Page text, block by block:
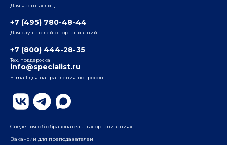
Радио
ул. Радио, д.24, корпус 1, 2-й подъезд, 2-й этаж
ул. Воронцовская, д. 35Б, корп.2, 5-й этаж
Бауманский
ул. Бауманская, д. 6, стр. 2, бизнес-центр «Виктория
Плаза», 4-й этаж
Для частных лиц
+7 (495) 780-48-44
Для слушателей от организаций
+7 (800) 444-28-35
Тех. поддержка
info@specialist.ru
E-mail для направления вопросов
Сведения об образовательных организациях
Вакансии для преподавателей